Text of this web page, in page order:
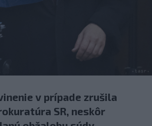
v prípade zrušila
SR, neskôr